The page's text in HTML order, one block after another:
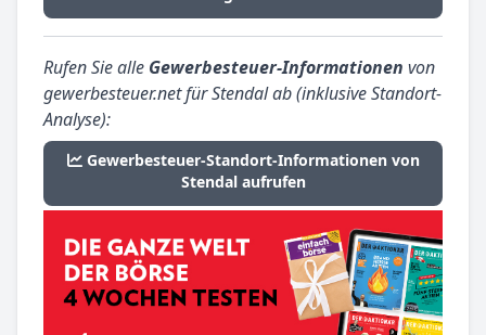
Rufen Sie alle Gewerbesteuer-Informationen von
gewerbesteuer.net für Stendal ab (inklusive Standort-
Analyse):
Gewerbesteuer-Standort-Informationen von
Stendal aufrufen